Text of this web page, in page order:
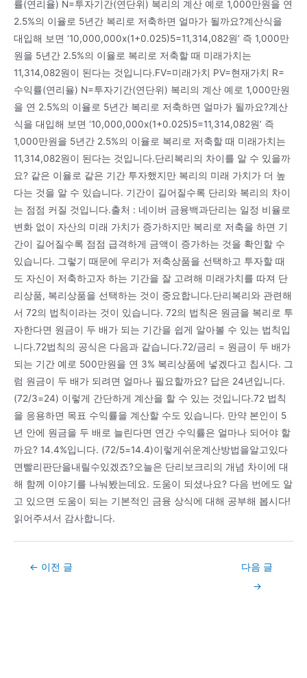
률(연리율) N=투자기간(연단위) 복리의 계산 예로 1,000만원을 연
2.5%의 이율로 5년간 복리로 저축하면 얼마가 될까요?계산식을
대입해 보면 ‘10,000,000x(1+0.025)5=11,314,082원’ 즉 1,000만
원을 5년간 2.5%의 이율로 복리로 저축할 때 미래가치는
11,314,082원이 된다는 것입니다.FV=미래가치 PV=현재가치 R=
수익률(연리율) N=투자기간(연단위) 복리의 계산 예로 1,000만원
을 연 2.5%의 이율로 5년간 복리로 저축하면 얼마가 될까요?계산
식을 대입해 보면 ‘10,000,000x(1+0.025)5=11,314,082원’ 즉
1,000만원을 5년간 2.5%의 이율로 복리로 저축할 때 미래가치는
11,314,082원이 된다는 것입니다.단리복리의 차이를 알 수 있을까
요? 같은 이율로 같은 기간 투자했지만 복리의 미래 가치가 더 높
다는 것을 알 수 있습니다. 기간이 길어질수록 단리와 복리의 차이
는 점점 커질 것입니다.출처 : 네이버 금융백과단리는 일정 비율로
변화 없이 자산의 미래 가치가 증가하지만 복리로 저축을 하면 기
간이 길어질수록 점점 급격하게 금액이 증가하는 것을 확인할 수
있습니다. 그렇기 때문에 우리가 저축상품을 선택하고 투자할 때
도 자신이 저축하고자 하는 기간을 잘 고려해 미래가치를 따져 단
리상품, 복리상품을 선택하는 것이 중요합니다.단리복리와 관련해
서 72의 법칙이라는 것이 있습니다. 72의 법칙은 원금을 복리로 투
자한다면 원금이 두 배가 되는 기간을 쉽게 알아볼 수 있는 법칙입
니다.72법칙의 공식은 다음과 같습니다.72/금리 = 원금이 두 배가
되는 기간 예로 500만원을 연 3% 복리상품에 넣겠다고 칩시다. 그
럼 원금이 두 배가 되려면 얼마나 필요할까요? 답은 24년입니다.
(72/3=24) 이렇게 간단하게 계산을 할 수 있는 것입니다.72 법칙
을 응용하면 목표 수익률을 계산할 수도 있습니다. 만약 본인이 5
년 안에 원금을 두 배로 늘린다면 연간 수익률은 얼마나 되어야 할
까요? 14.4%입니다. (72/5=14.4)이렇게쉬운계산방법을알고있다
면빨리판단을내릴수있겠죠?오늘은 단리보크리의 개념 차이에 대
해 함께 이야기를 나눠봤는데요. 도움이 되셨나요? 다음 번에도 알
고 있으면 도움이 되는 기본적인 금융 상식에 대해 공부해 봅시다!
읽어주셔서 감사합니다.
Post← 이전 글
다음 글
→